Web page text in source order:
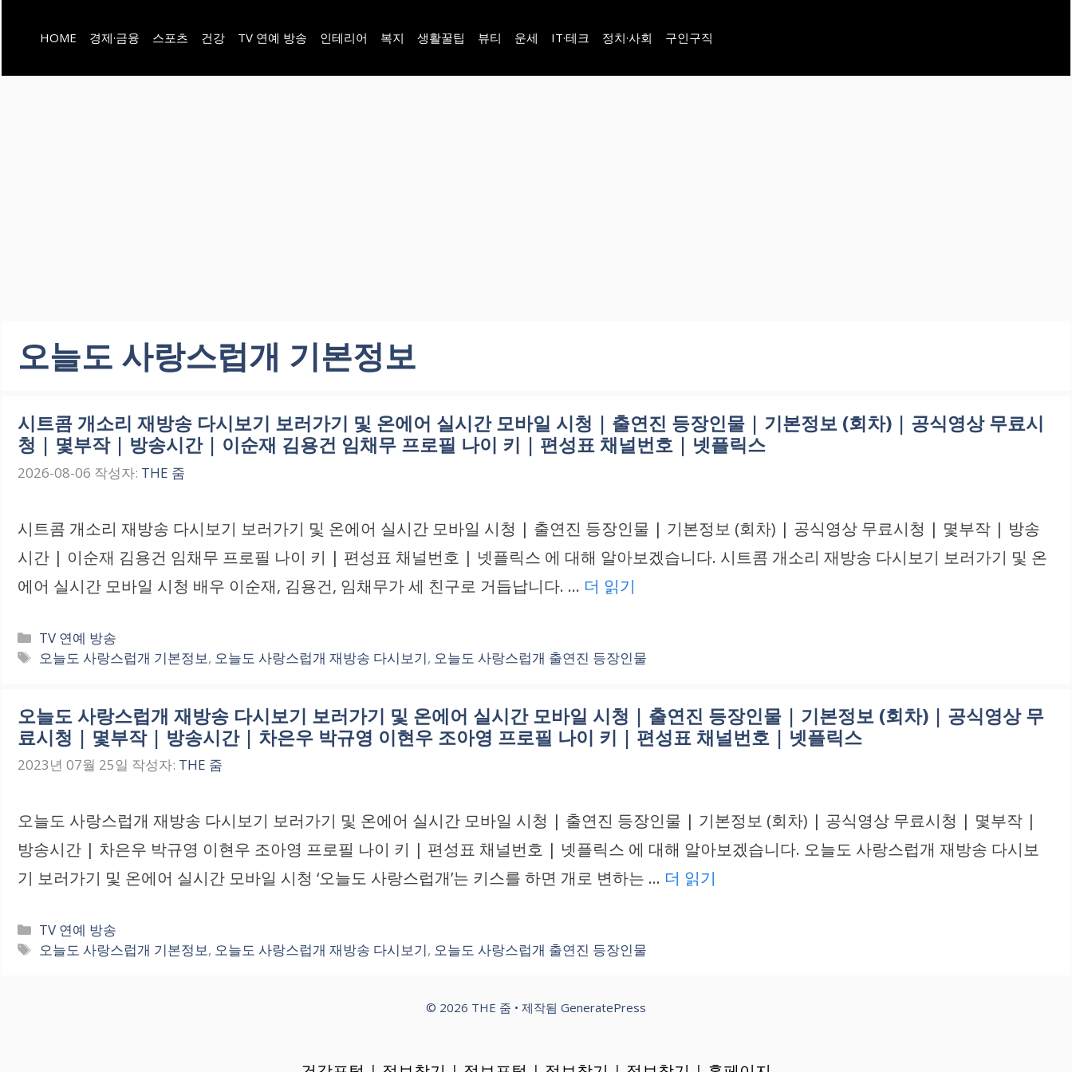
츠
HOME 경제·금융 스포츠 건강 TV 연예 방송 인테리어 복지 생활꿀팁 뷰티 운세 IT·테크 정치·사회 구인구직
오늘도 사랑스럽개 기본정보
시트콤 개소리 재방송 다시보기 보러가기 및 온에어 실시간 모바일 시청 | 출연진 등장인물 | 기본정보 (회차) | 공식영상 무료시
청 | 몇부작 | 방송시간 | 이순재 김용건 임채무 프로필 나이 키 | 편성표 채널번호 | 넷플릭스
2026-08-06 작성자: THE 줌
시트콤 개소리 재방송 다시보기 보러가기 및 온에어 실시간 모바일 시청 | 출연진 등장인물 | 기본정보 (회차) | 공식영상 무료시청 | 몇부작 | 방송
시간 | 이순재 김용건 임채무 프로필 나이 키 | 편성표 채널번호 | 넷플릭스 에 대해 알아보겠습니다. 시트콤 개소리 재방송 다시보기 보러가기 및 온
에어 실시간 모바일 시청 배우 이순재, 김용건, 임채무가 세 친구로 거듭납니다. … 더 읽기
카
테
TV 연예 방송
태
오늘도 사랑스럽개 기본정보, 오늘도 사랑스럽개 재방송 다시보기, 오늘도 사랑스럽개 출연진 등장인물
오늘도 사랑스럽개 재방송 다시보기 보러가기 및 온에어 실시간 모바일 시청 | 출연진 등장인물 | 기본정보 (회차) | 공식영상 무
료시청 | 몇부작 | 방송시간 | 차은우 박규영 이현우 조아영 프로필 나이 키 | 편성표 채널번호 | 넷플릭스
2023년 07월 25일 작성자: THE 줌
오늘도 사랑스럽개 재방송 다시보기 보러가기 및 온에어 실시간 모바일 시청 | 출연진 등장인물 | 기본정보 (회차) | 공식영상 무료시청 | 몇부작 |
방송시간 | 차은우 박규영 이현우 조아영 프로필 나이 키 | 편성표 채널번호 | 넷플릭스 에 대해 알아보겠습니다. 오늘도 사랑스럽개 재방송 다시보
기 보러가기 및 온에어 실시간 모바일 시청 ‘오늘도 사랑스럽개’는 키스를 하면 개로 변하는 … 더 읽기
카
테
TV 연예 방송
태
오늘도 사랑스럽개 기본정보, 오늘도 사랑스럽개 재방송 다시보기, 오늘도 사랑스럽개 출연진 등장인물
© 2026 THE 줌 • 제작됨 GeneratePress